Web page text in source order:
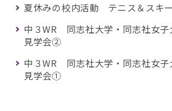
夏休みの校内活動 テニス＆スキー
中３WR 同志社大学・同志社女
見学会②
中３WR 同志社大学・同志社女
見学会①